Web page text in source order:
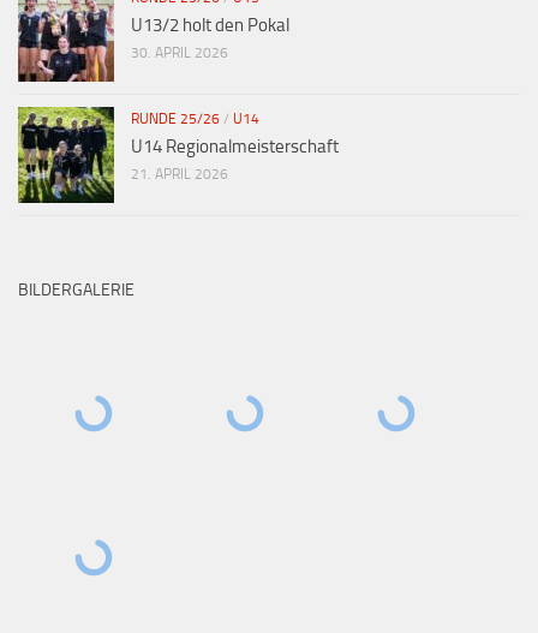
U13/2 holt den Pokal
30. APRIL 2026
RUNDE 25/26 / U14
U14 Regionalmeisterschaft
21. APRIL 2026
BILDERGALERIE